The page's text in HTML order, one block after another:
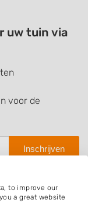
uw tuin via
voor de
Inschrijven
to improve our
a great website